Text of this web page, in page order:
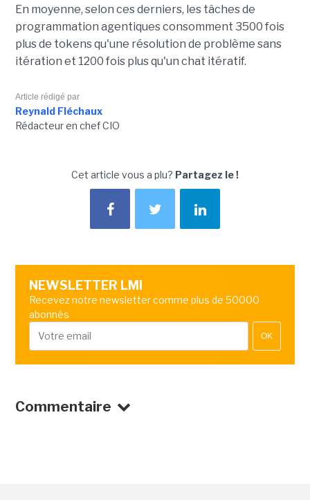
En moyenne, selon ces derniers, les tâches de
programmation agentiques consomment 3500 fois
plus de tokens qu'une résolution de problème sans
itération et 1200 fois plus qu'un chat itératif.
Article rédigé par
Reynald Fléchaux
Rédacteur en chef CIO
Cet article vous a plu? Partagez le !
NEWSLETTER LMI
Recevez notre newsletter comme plus de 50000
abonnés
OK
Commentaire